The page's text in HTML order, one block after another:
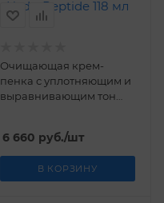
Очищающая крем-
пенка с уплотняющим и
выравнивающим тон
HydroPeptide 118 мл
6 660 руб./шт
В КОРЗИНУ